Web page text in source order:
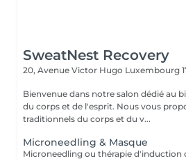
SweatNest Recovery
20, Avenue Victor Hugo Luxembourg
Bienvenue dans notre salon dédié au
du corps et de l'esprit. Nous vous
traditionnels du corps et du v...
Microneedling & Masque